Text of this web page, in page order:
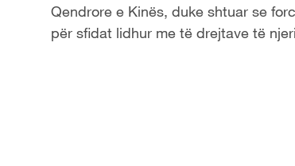
Qendrore e Kinës, duke shtuar se
për sfidat lidhur me të drejtave të